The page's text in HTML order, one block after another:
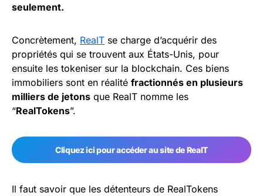
seulement.
Concrètement, RealT se charge d’acquérir des
propriétés qui se trouvent aux États-Unis, pour
ensuite les tokeniser sur la blockchain. Ces biens
immobiliers sont en réalité fractionnés en plusieurs
milliers de jetons que RealT nomme les
“RealTokens”.
Cliquez ici pour accéder au site de RealT
Il faut savoir que les détenteurs de RealTokens